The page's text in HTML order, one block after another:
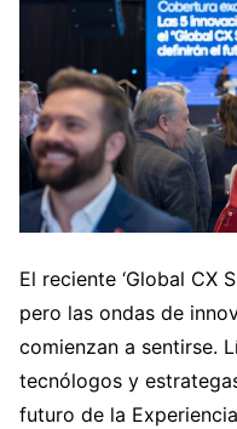
El reciente ‘Global CX
pero las ondas de
comienzan a sentirse.
tecnólogos y
futuro de la